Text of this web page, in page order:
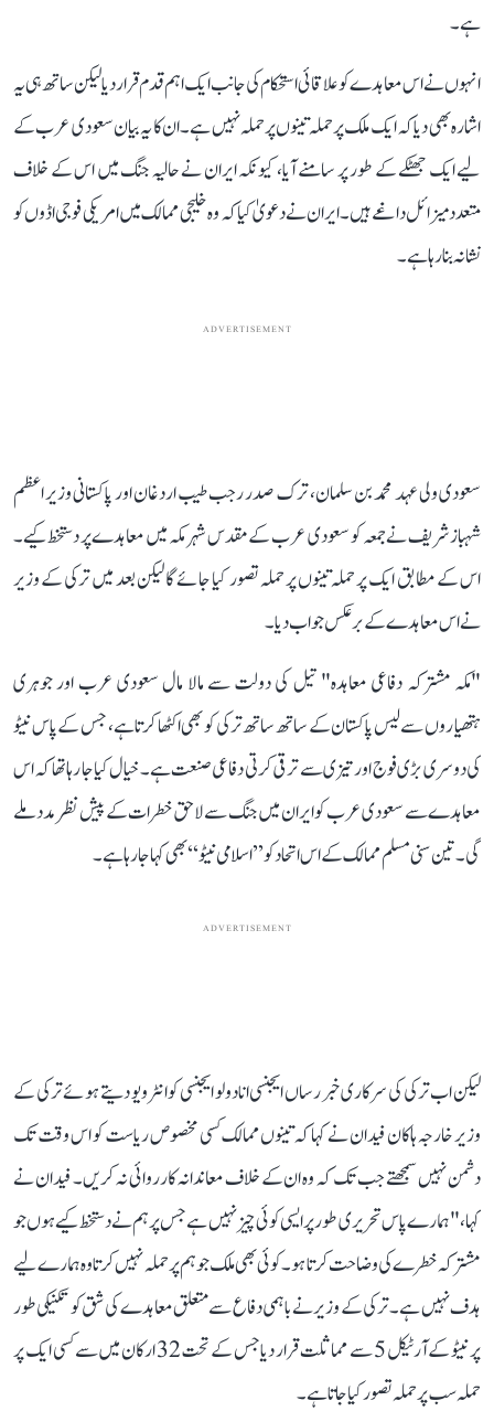
ہے۔
انہوں نے اس معاہدے کو علاقائی استحکام کی جانب ایک اہم قدم قرار دیا لیکن ساتھ ہی یہ
اشارہ بھی دیا کہ ایک ملک پر حملہ تینوں پر حملہ نہیں ہے۔ ان کا یہ بیان سعودی عرب کے
لیے ایک جھٹکے کے طور پر سامنے آیا، کیونکہ ایران نے حالیہ جنگ میں اس کے خلاف
متعدد میزائل داغے ہیں۔ ایران نے دعویٰ کیا کہ وہ خلیجی ممالک میں امریکی فوجی اڈوں کو
نشانہ بنا رہا ہے۔
ADVERTISEMENT
سعودی ولی عہد محمد بن سلمان، ترک صدر رجب طیب اردغان اور پاکستانی وزیر اعظم
شہباز شریف نے جمعہ کو سعودی عرب کے مقدس شہر مکہ میں معاہدے پر دستخط کیے۔
اس کے مطابق ایک پر حملہ تینوں پر حملہ تصور کیا جائے گا لیکن بعد میں ترکی کے وزیر
نےاس معاہدے کے برعکس جواب دیا۔
"مکہ مشترکہ دفاعی معاہدہ" تیل کی دولت سے مالا مال سعودی عرب اور جوہری
ہتھیاروں سے لیس پاکستان کے ساتھ ساتھ ترکی کو بھی اکٹھا کرتا ہے، جس کے پاس نیٹو
کی دوسری بڑی فوج اور تیزی سے ترقی کرتی دفاعی صنعت ہے۔ خیال کیا جا رہا تھا کہ اس
معاہدے سے سعودی عرب کو ایران میں جنگ سے لاحق خطرات کے پیش نظر مدد ملے
گی۔ تین سنی مسلم ممالک کے اس اتحاد کو ’’اسلامی نیٹو‘‘ بھی کہا جا رہا ہے۔
ADVERTISEMENT
لیکن اب ترکی کی سرکاری خبر رساں ایجنسی انادولو ایجنسی کو انٹرویو دیتے ہوئے ترکی کے
وزیر خارجہ ہاکان فیدان نے کہا کہ تینوں ممالک کسی مخصوص ریاست کو اس وقت تک
دشمن نہیں سمجھتے جب تک کہ وہ ان کے خلاف معاندانہ کارروائی نہ کریں۔ فیدان نے
کہا، "ہمارے پاس تحریری طور پر ایسی کوئی چیز نہیں ہے جس پر ہم نے دستخط کیے ہوں جو
مشترکہ خطرے کی وضاحت کرتا ہو۔ کوئی بھی ملک جو ہم پر حملہ نہیں کرتا وہ ہمارے لیے
ہدف نہیں ہے۔ ترکی کے وزیر نے باہمی دفاع سے متعلق معاہدے کی شق کو تکنیکی طور
پر نیٹو کے آرٹیکل 5 سے مماثلت قرار دیا جس کے تحت 32 ارکان میں سے کسی ایک پر
حملہ سب پر حملہ تصور کیا جاتا ہے۔